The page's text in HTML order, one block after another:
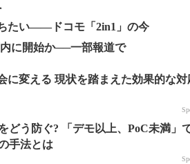
たい――ドコモ「2in1」の今
内に開始か──一部報道で